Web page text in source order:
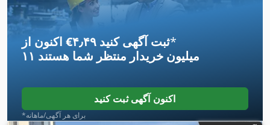
۱٬۲۹۰ میلی‌متر,
اکنون از ‎€۴٫۴۹ ثبت آگهی کنید*
۱۱ میلیون خریدار منتظر شما هستند
اکنون آگهی ثبت کنید
*برای هر آگهی/ماهانه